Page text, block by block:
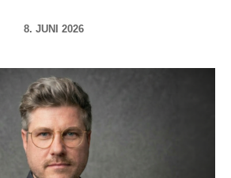
8. JUNI 2026